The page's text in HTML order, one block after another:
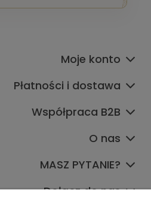
Moje konto
Płatności i dostawa
Współpraca B2B
O nas
MASZ PYTANIE?
Dołącz do nas